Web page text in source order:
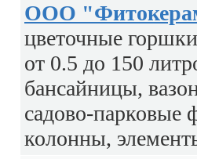
ООО
цветочные
от 0.5 до 150
бансайницы,
садово-парковые
колонны,